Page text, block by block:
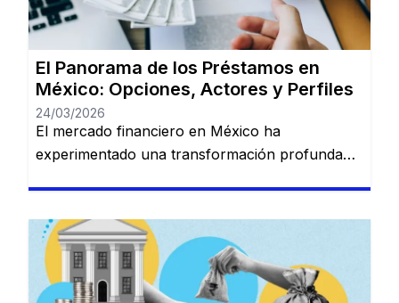
presenta como una plataforma de préstamos
en línea […]
El Panorama de los Préstamos en
México: Opciones, Actores y Perfiles
24/03/2026
El mercado financiero en México ha
experimentado una transformación profunda
plataformas digitales (Fintech) ha creado un
ecosistema donde prácticamente cualquier perfil
de usuario puede encontrar una solución de
financiamiento, siempre que comprenda las